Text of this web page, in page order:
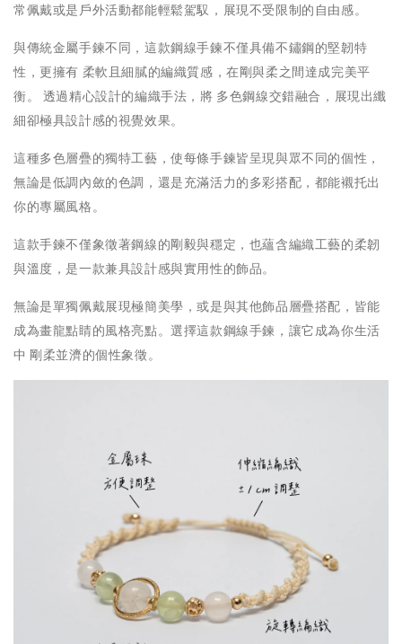
常佩戴或是戶外活動都能輕鬆駕馭，展現不受限制的自由感。
與傳統金屬手鍊不同，這款鋼線手鍊不僅具備不鏽鋼的堅韌特
性，更擁有 柔軟且細膩的編織質感，在剛與柔之間達成完美平
衡。 透過精心設計的編織手法，將 多色鋼線交錯融合，展現出纖
細卻極具設計感的視覺效果。
這種多色層疊的獨特工藝，使每條手鍊皆呈現與眾不同的個性，
無論是低調內斂的色調，還是充滿活力的多彩搭配，都能襯托出
你的專屬風格。
這款手鍊不僅象徵著鋼線的剛毅與穩定，也蘊含編織工藝的柔韌
與溫度，是一款兼具設計感與實用性的飾品。
無論是單獨佩戴展現極簡美學，或是與其他飾品層疊搭配，皆能
成為畫龍點睛的風格亮點。選擇這款鋼線手鍊，讓它成為你生活
中 剛柔並濟的個性象徵。